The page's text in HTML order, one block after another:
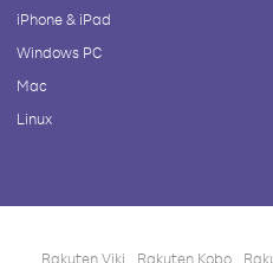
iPhone & iPad
Windows PC
Mac
Linux
Rakuten Viki Rakuten Kobo